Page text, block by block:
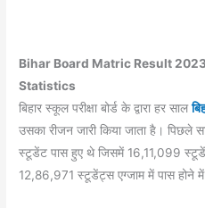
Bihar Board Matric Result
Statistics
बिहार स्कूल परीक्षा बोर्ड के द्वारा हर साल
उसका रीजन जारी किया जाता है। पिछले
स्टूडेंट पास हुए थे जिसमें 16,11,099
12,86,971 स्टूडेंट्स एग्जाम में पास होने